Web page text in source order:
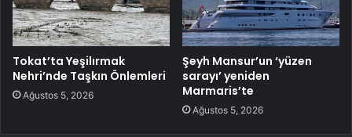
Tokat’ta Yeşilırmak
Nehri’nde Taşkın Önlemleri
Ağustos 5, 2026
Şeyh Mansur’un ‘yüzen
sarayı’ yeniden
Marmaris’te
Ağustos 5, 2026